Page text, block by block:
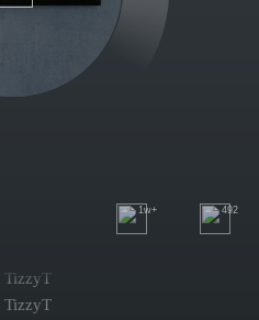
1w+ 492
TizzyT
TizzyT